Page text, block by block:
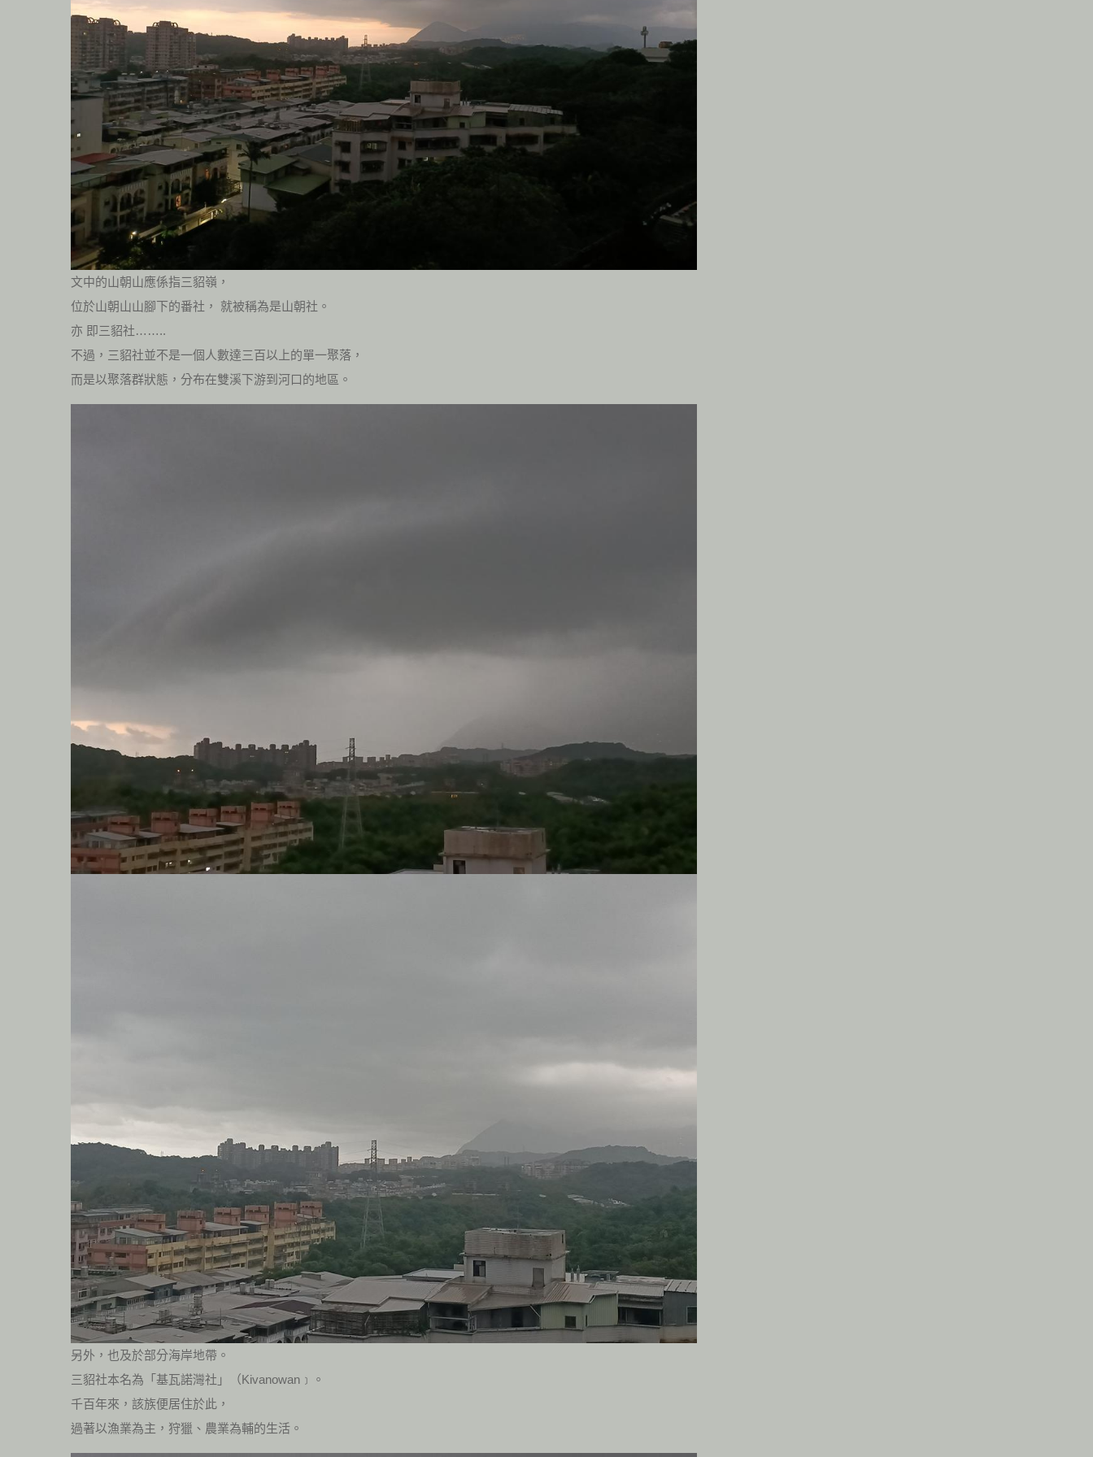
文中的山朝山應係指三貂嶺，
位於山朝山山腳下的番社， 就被稱為是山朝社。
亦 即三貂社……..
不過，三貂社並不是一個人數達三百以上的單一聚落，
而是以聚落群狀態，分布在雙溪下游到河口的地區。
另外，也及於部分海岸地帶。
三貂社本名為「基瓦諾灣社」（Kivanowan﹞。
千百年來，該族便居住於此，
過著以漁業為主，狩獵、農業為輔的生活。